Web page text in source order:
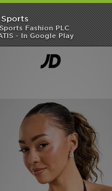
Fashion PLC
- In Google Play
Dameskleding
Triangle Bikini Bottoms